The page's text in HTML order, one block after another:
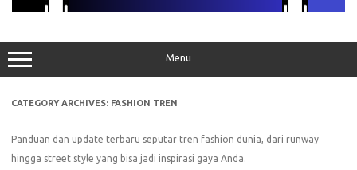
Menu
CATEGORY ARCHIVES: FASHION TREN
Panduan dan update terbaru seputar tren fashion dunia, dari runway
hingga street style yang bisa jadi inspirasi gaya Anda.